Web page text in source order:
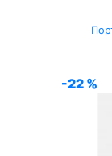
-22 %